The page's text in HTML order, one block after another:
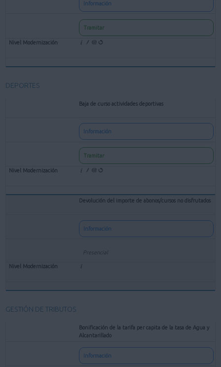
Información
Tramitar
DEPORTES
Baja de curso actividades deportivas
Información
Tramitar
Devolución del importe de abonos/cursos no disfrutados
Información
Presencial
GESTIÓN DE TRIBUTOS
Bonificación de la tarifa per capita de la tasa de Agua y
Alcantarillado
Información